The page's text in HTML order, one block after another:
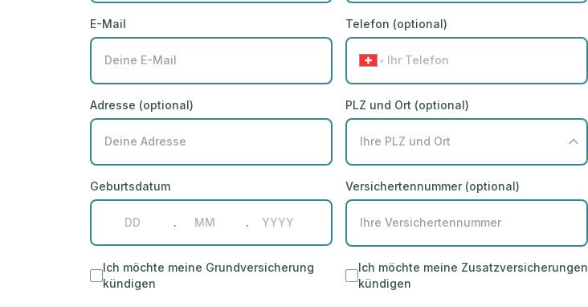
E-Mail Telefon (optional)
Adresse (optional) PLZ und Ort (optional)
Geburtsdatum
. .
Versichertennummer (optional)
Ich möchte meine Grundversicherung
kündigen
Ich möchte meine Zusatzversicherungen
kündigen